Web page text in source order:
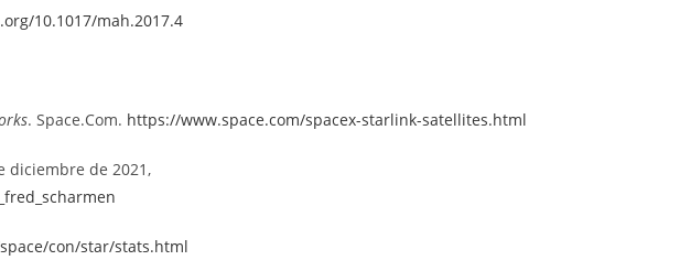
10.1017/mah.2017.4
. Space.Com. https://www.space.com/spacex-starlink-satellites.html
diciembre de 2021,
con/star/stats.html